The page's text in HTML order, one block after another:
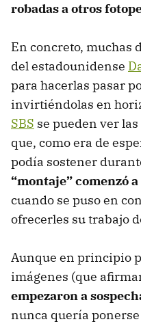
robadas a otros
En concreto, muchas
del estadounidense
para hacerlas pasar
invirtiéndolas en
SBS se pueden ver
que, como era de
podía sostener
“montaje” comenzó
cuando se puso en
ofrecerles su trabajo
Aunque en principio
imágenes (que
empezaron a
nunca quería